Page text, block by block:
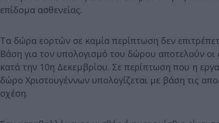
επίδομα ασθενείας.
Τα δώρα εορτών σε καμία περίπτωση δεν
Βάση για τον υπολογισμό του δώρου αποτελούν
κατά την 10η Δεκεμβρίου. Σε περίπτωση που η
δώρο Χριστουγέννων υπολογίζεται με βάση τις
σχέση.